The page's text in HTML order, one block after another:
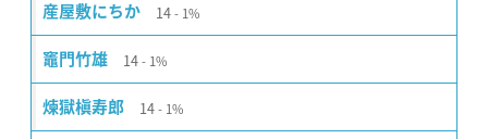
産屋敷にちか 14 1%
竈門竹雄 14 1%
煉獄槇寿郎 14 1%